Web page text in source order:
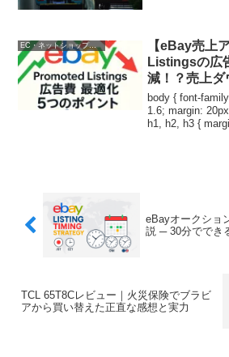
要はこちら↓今回
EC・ネットショップ運営
【eBay売上
Listingsの広
減！？売上ダ
適化ポイント
body { font-
1.6; margin:
h1, h2, h3 {
eBayオークショ
説 ─ 30分ででき
TCL 65T8Cレビュー｜火災保険でブラビ
アから買い替えた正直な感想と実力